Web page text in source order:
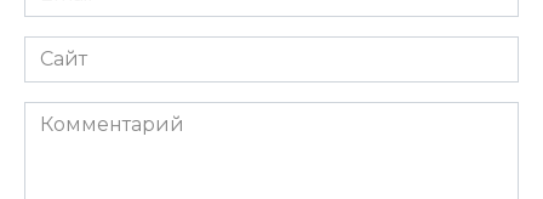
*
Сайт
Комментарий